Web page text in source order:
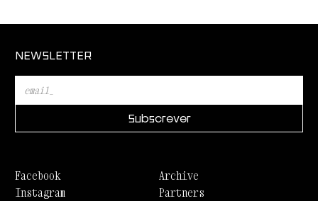
NEWSLETTER
Facebook
Instagram
Archive
Partners